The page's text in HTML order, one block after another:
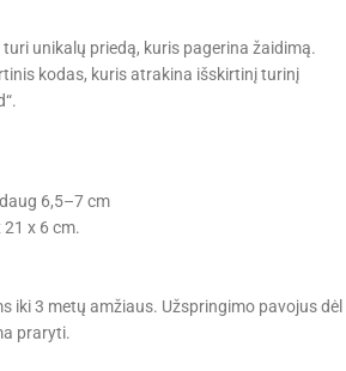
unikalų priedą, kuris pagerina žaidimą.
kodas, kuris atrakina išskirtinį turinį
6,5–7 cm
x 6 cm.
iki 3 metų amžiaus. Užspringimo pavojus dėl
praryti.